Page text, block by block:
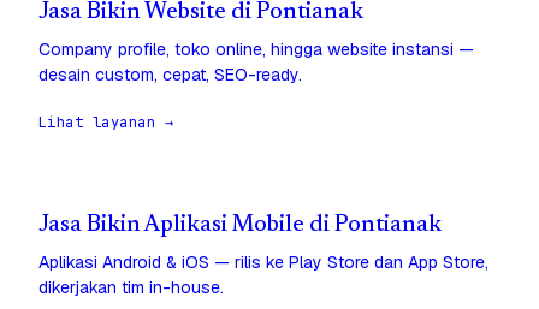
Jasa Bikin Website di Pontianak
Company profile, toko online, hingga website instansi —
desain custom, cepat, SEO-ready.
Lihat layanan →
Jasa Bikin Aplikasi Mobile di Pontianak
Aplikasi Android & iOS — rilis ke Play Store dan App Store,
dikerjakan tim in-house.